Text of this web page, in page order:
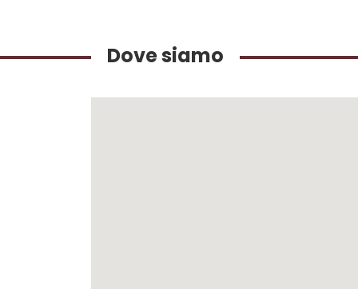
Dove siamo